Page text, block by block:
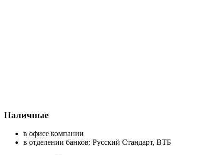
Наличные
в офисе компании
в отделении банков: Русский Стандарт, ВТБ